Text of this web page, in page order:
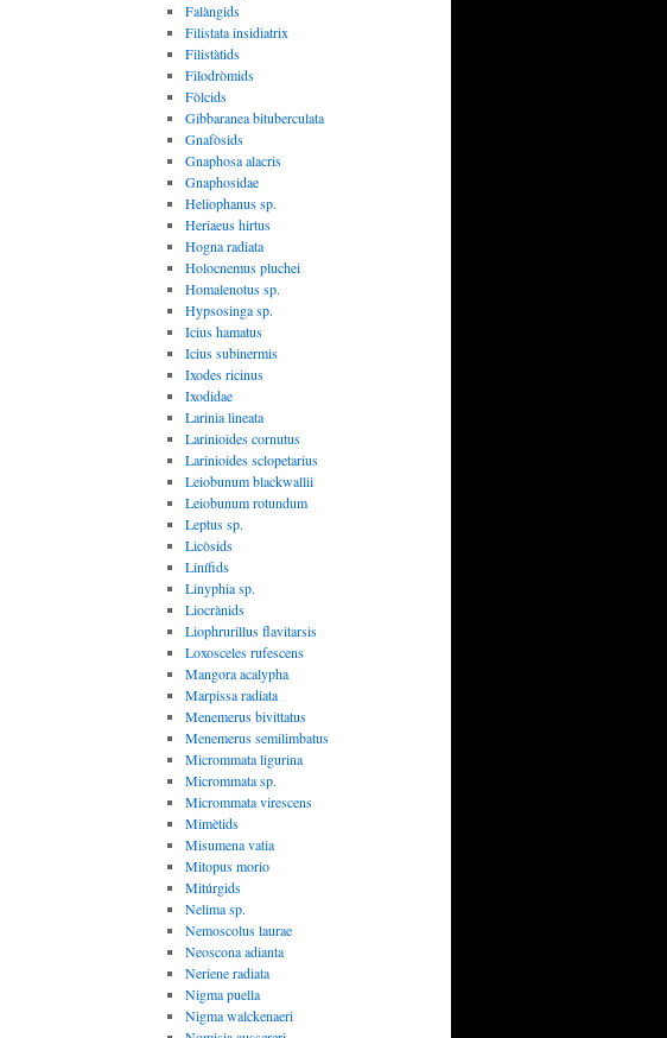
Falàngids
Filistata insidiatrix
Filistàtids
Filodròmids
Fòlcids
Gibbaranea bituberculata
Gnafòsids
Gnaphosa alacris
Gnaphosidae
Heliophanus sp.
Heriaeus hirtus
Hogna radiata
Holocnemus pluchei
Homalenotus sp.
Hypsosinga sp.
Icius hamatus
Icius subinermis
Ixodes ricinus
Ixodidae
Larinia lineata
Larinioides cornutus
Larinioides sclopetarius
Leiobunum blackwallii
Leiobunum rotundum
Leptus sp.
Licòsids
Linífids
Linyphia sp.
Liocrànids
Liophrurillus flavitarsis
Loxosceles rufescens
Mangora acalypha
Marpissa radiata
Menemerus bivittatus
Menemerus semilimbatus
Micrommata ligurina
Micrommata sp.
Micrommata virescens
Mimètids
Misumena vatia
Mitopus morio
Mitúrgids
Nelima sp.
Nemoscolus laurae
Neoscona adianta
Neriene radiata
Nigma puella
Nigma walckenaeri